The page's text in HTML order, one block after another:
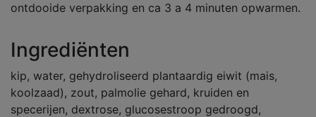
ontdooide verpakking en ca 3 a 4 minuten opwarmen.
Ingrediënten
kip, water, gehydroliseerd plantaardig eiwit (mais,
koolzaad), zout, palmolie gehard, kruiden en
specerijen, dextrose, glucosestroop gedroogd,